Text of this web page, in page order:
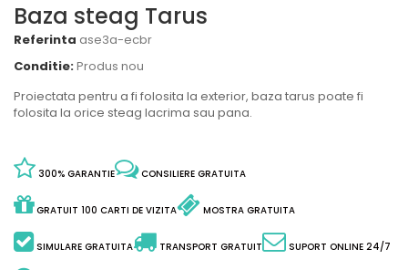
Baza steag Tarus
Referinta ase3a-ecbr
Conditie:Produs nou
Proiectata pentru a fi folosita la exterior, baza tarus poate fi
folosita la orice steag lacrima sau pana.
300% GARANTIE CONSILIERE GRATUITA
GRATUIT 100 CARTI DE VIZITA MOSTRA GRATUITA
SIMULARE GRATUITA TRANSPORT GRATUIT SUPORT ONLINE 24/7